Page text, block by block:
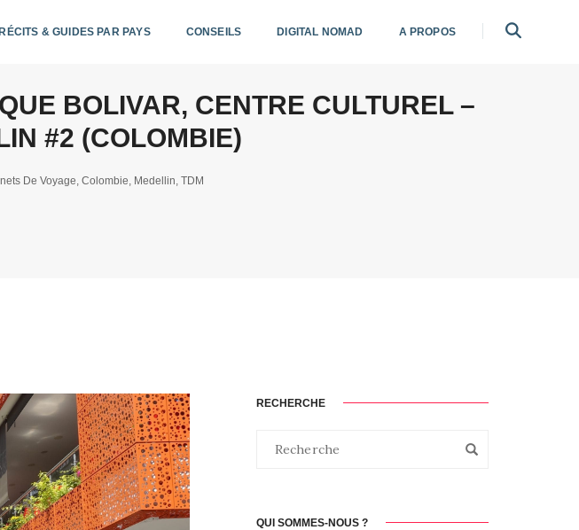
RÉCITS & GUIDES PAR PAYS CONSEILS DIGITAL NOMAD A PROPOS
BOLIVAR, CENTRE CULTUREL –
#2 (COLOMBIE)
De Voyage, Colombie, Medellin, TDM
RECHERCHE
QUI SOMMES-NOUS ?